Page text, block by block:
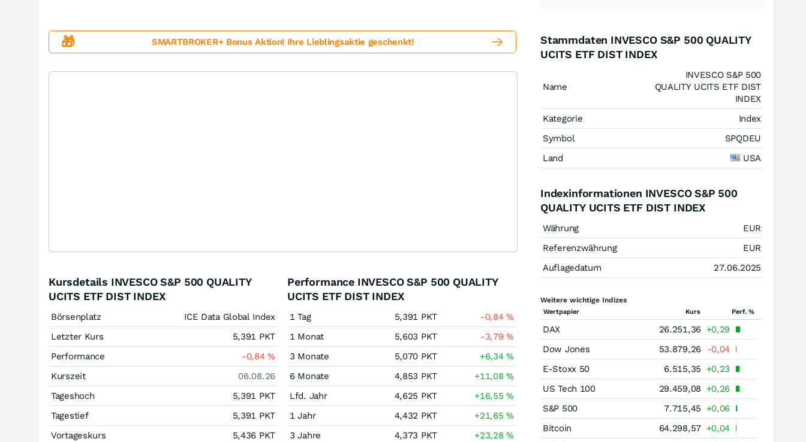
🎁 SMARTBROKER+ Bonus Aktion! Ihre Lieblingsaktie geschenkt!
Kursdetails INVESCO S&P 500 QUALITY
UCITS ETF DIST INDEX
Börsenplatz
ICE Data Global Index
Letzter Kurs
5,391 PKT
Performance
-0,84%
Kurszeit
06.08.26
Tageshoch
5,391 PKT
Tagestief
5,391 PKT
Vortageskurs
5,436 PKT
Performance INVESCO S&P 500 QUALITY
UCITS ETF DIST INDEX
1 Tag 5,391 PKT -0,84%
1 Monat
5,603 PKT -3,79%
3 Monate
5,070 PKT +6,34%
6 Monate
4,853 PKT +11,08%
Lfd. Jahr
4,625 PKT +16,55%
1 Jahr
4,432 PKT +21,65%
3 Jahre
4,373 PKT +23,28%
Stammdaten INVESCO S&P 500 QUALITY
UCITS ETF DIST INDEX
Name
INVESCO S&P 500
QUALITY UCITS ETF DIST
INDEX
Kategorie
Index
Symbol
SPQDEU
Land
USA
Indexinformationen INVESCO S&P 500
QUALITY UCITS ETF DIST INDEX
Währung
EUR
Referenzwährung
EUR
Auflagedatum
27.06.2025
Weitere wichtige Indizes
Wertpapier Kurs Perf. %
DAX 26.251,36 +0,29
Dow Jones
53.879,26
-0,04
E-Stoxx 50
6.515,35
+0,23
US Tech 100
29.459,08
+0,26
S&P 500
7.715,45
+0,06
Bitcoin
64.298,57 +0,04